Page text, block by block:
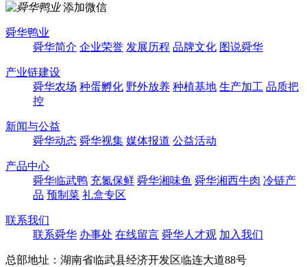
添加微信
舜华鸭业
舜华简介 企业荣誉 发展历程 品牌文化 图说舜华
产业链建设
舜华农场 种蛋孵化 野外放养 种植基地 生产加工 品质把
控
新闻与公益
舜华动态 舜华视集 媒体报道 公益活动
产品中心
舜华临武鸭 充氮保鲜 舜华湘味鱼 舜华湘西牛肉 冷链产
品 预制菜 礼盒专区
联系我们
联系舜华 办事处 在线留言 舜华人才观 加入我们
总部地址：湖南省临武县经济开发区临连大道88号